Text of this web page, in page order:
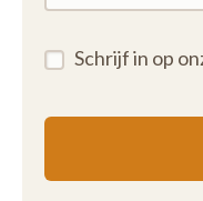
Schrijf in op